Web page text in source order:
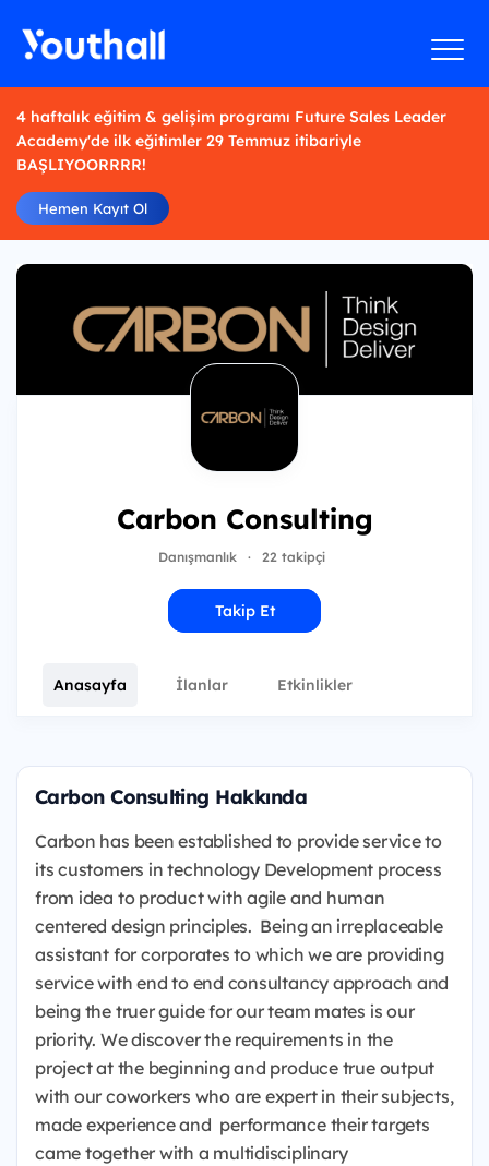
4 haftalık eğitim & gelişim programı Future Sales Leader
Academy'de ilk eğitimler 29 Temmuz itibariyle
BAŞLIYOORRRR!
Hemen Kayıt Ol
Carbon Consulting
Danışmanlık · 22 takipçi
Takip Et
Anasayfa İlanlar Etkinlikler
Carbon Consulting Hakkında
Carbon has been established to provide service to
its customers in technology Development process
from idea to product with agile and human
centered design principles. Being an irreplaceable
assistant for corporates to which we are providing
service with end to end consultancy approach and
being the truer guide for our team mates is our
priority. We discover the requirements in the
project at the beginning and produce true output
with our coworkers who are expert in their subjects,
made experience and performance their targets
came together with a multidisciplinary